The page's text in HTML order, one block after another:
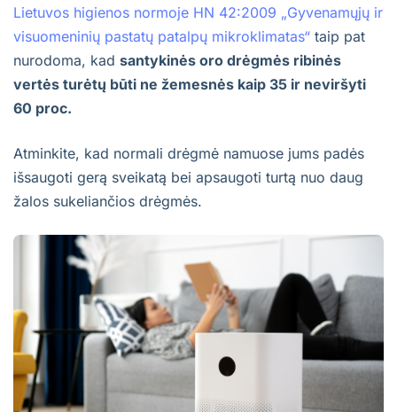
Lietuvos higienos normoje HN 42:2009 „Gyvenamųjų ir
visuomeninių pastatų patalpų mikroklimatas“ taip pat
nurodoma, kad santykinės oro drėgmės ribinės
vertės turėtų būti ne žemesnės kaip 35 ir neviršyti
60 proc.
Atminkite, kad normali drėgmė namuose jums padės
išsaugoti gerą sveikatą bei apsaugoti turtą nuo daug
žalos sukeliančios drėgmės.